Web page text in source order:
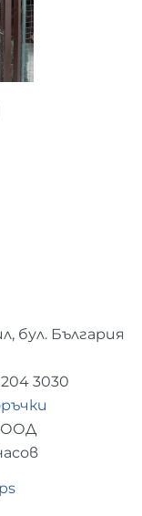
бул. България
3030